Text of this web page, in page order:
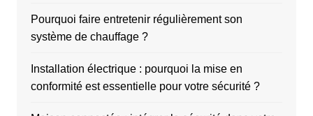
Pourquoi faire entretenir régulièrement son
système de chauffage ?
Installation électrique : pourquoi la mise en
conformité est essentielle pour votre sécurité ?